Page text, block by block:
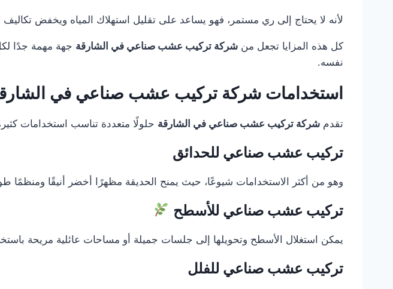
لأنه لا يحتاج إلى ري مستمر، فهو يساعد على تقليل استهلاك المياه ويخفض تكاليف
كل هذه المزايا تجعل من شركة تركيب عشب صناعي في الشارقة جهة مهمة جدًا
نفسه.
استخدامات شركة تركيب عشب صناعي في
تقدم شركة تركيب عشب صناعي في الشارقة حلولًا متعددة تناسب استخدامات
تركيب عشب صناعي للحدائق
وهو من أكثر الاستخدامات شيوعًا، حيث يمنح الحديقة مظهرًا أخضر أنيقًا ومنظمًا
تركيب عشب صناعي للأسطح
يمكن استغلال الأسطح وتحويلها إلى جلسات جميلة أو مساحات عائلية مريحة
تركيب عشب صناعي للفلل